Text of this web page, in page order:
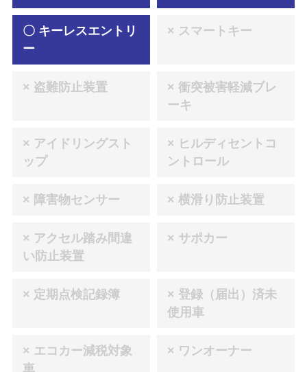
〇 キーレスエントリ
ー
× スマートキー
× 盗難防止装置
× 衝突被害軽減ブレ
ーキ
× アイドリングスト
ップ
× ヒルディセントコ
ントロール
× 障害物センサー × 横滑り防止装置
× アクセル踏み間違
い防止装置
× サポカー
× 定期点検記録簿
× 登録（届出）済未
使用車
× エコカー減税対象
車
× ワンオーナー